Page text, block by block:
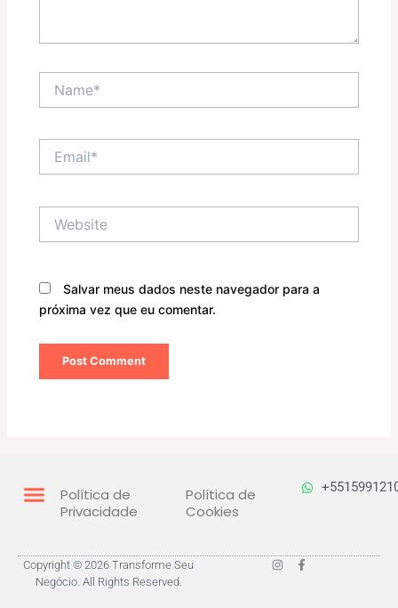
Salvar meus dados neste navegador para a
próxima vez que eu comentar.
Política de
Privacidade
Política de
Cookies
Copyright © 2026 Transforme Seu
Negócio. All Rights Reserved.
I
n
F
a